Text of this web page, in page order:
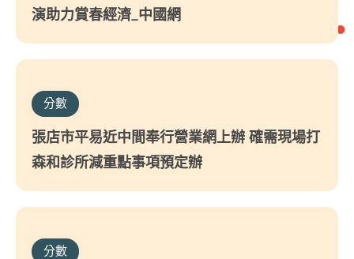
演助力賞春經濟_中國網
分數
張店市平易近中間奉行營業網上辦 確需現場打
森和診所減重點事項預定辦
分數